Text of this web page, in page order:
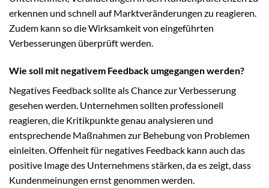
erkennen und schnell auf Marktveränderungen zu reagieren.
Zudem kann so die Wirksamkeit von eingeführten
Verbesserungen überprüft werden.
Wie soll mit negativem Feedback umgegangen werden?
Negatives Feedback sollte als Chance zur Verbesserung
gesehen werden. Unternehmen sollten professionell
reagieren, die Kritikpunkte genau analysieren und
entsprechende Maßnahmen zur Behebung von Problemen
einleiten. Offenheit für negatives Feedback kann auch das
positive Image des Unternehmens stärken, da es zeigt, dass
Kundenmeinungen ernst genommen werden.